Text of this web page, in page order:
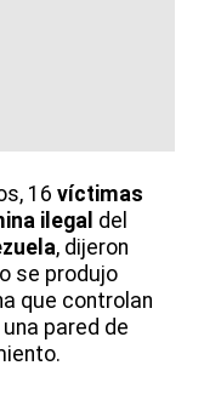
16 víctimas
ilegal del
, dijeron
se produjo
que controlan
una pared de